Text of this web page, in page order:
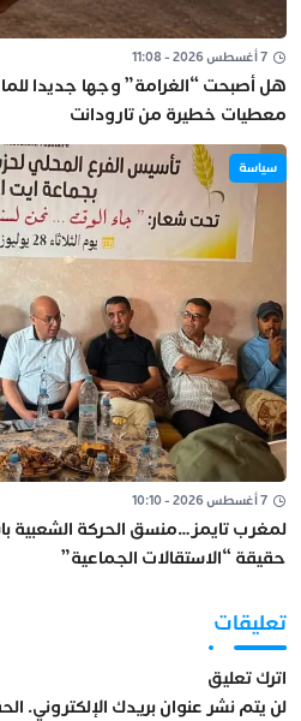
7 أغسطس 2026 - 11:08
هل أصبحت “الغرامة” وجها جديدا
معطيات خطيرة من تارودانت
سياسة
7 أغسطس 2026 - 10:10
لمغرب تايمز…منسق الحركة الشعبية
حقيقة “الاستقالات الجماعية”
تعليقات
اترك تعليق
لن يتم نشر عنوان بريدك الإلكتروني.